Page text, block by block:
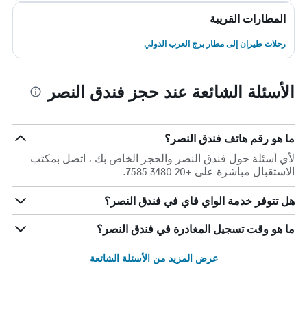
المطارات القريبة
رحلات طيران إلى مطار برج العرب الدولي
الأسئلة الشائعة عند حجز فندق النصر
ما هو رقم هاتف فندق النصر؟
لأي أسئلة حول فندق النصر والحجز الخاص بك ، اتصل بمكتب
الاستقبال مباشرة على +20 3480 7585.
هل تتوفر خدمة الواي فاي في فندق النصر؟
ما هو وقت تسجيل المغادرة في فندق النصر؟
عرض المزيد من الأسئلة الشائعة